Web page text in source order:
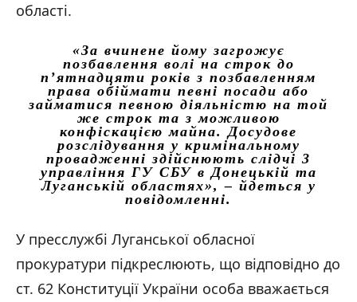
області.
«За вчинене йому загрожує
позбавлення волі на строк до
п’ятнадцяти років з позбавленням
права обіймати певні посади або
займатися певною діяльністю на той
же строк та з можливою
конфіскацією майна. Досудове
розслідування у кримінальному
провадженні здійснюють слідчі 3
управління ГУ СБУ в Донецькій та
Луганській областях»,– йдеться у
повідомленні.
У пресслужбі Луганської обласної
прокуратури підкреслюють, що відповідно до
ст. 62 Конституції України особа вважається